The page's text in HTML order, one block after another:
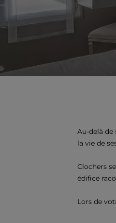
Au-delà de
la vie de
Clochers
édifice
Lors de